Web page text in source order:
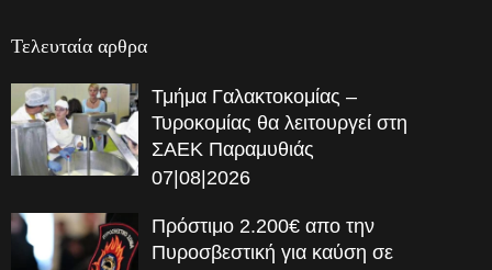
Τελευταία αρθρα
Τμήμα Γαλακτοκομίας –
Τυροκομίας θα λειτουργεί στη
ΣΑΕΚ Παραμυθιάς
07|08|2026
Πρόστιμο 2.200€ απο την
Πυροσβεστική για καύση σε